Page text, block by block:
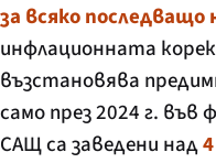
за всяко
инфлационната
възстановява
само през 2024 г.
САЩ са заведени над